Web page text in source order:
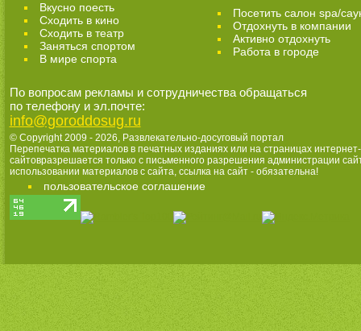
Вкусно поесть
Сходить в кино
Cходить в театр
Заняться спортом
В мире спорта
Посетить салон spa/
Отдохнуть в компании
Активно отдохнуть
Работа в городе
По вопросам рекламы и сотрудничества обращаться
по телефону и эл.почте:
info@goroddosug.ru
© Copyright 2009 - 2026, Развлекательно-досуговый портал
Перепечатка материалов в печатных изданиях или на страницах интернет-
сайтовразрешается только с письменного разрешения администрации
использовании материалов с сайта, ссылка на сайт - обязательна!
пользовательское соглашение